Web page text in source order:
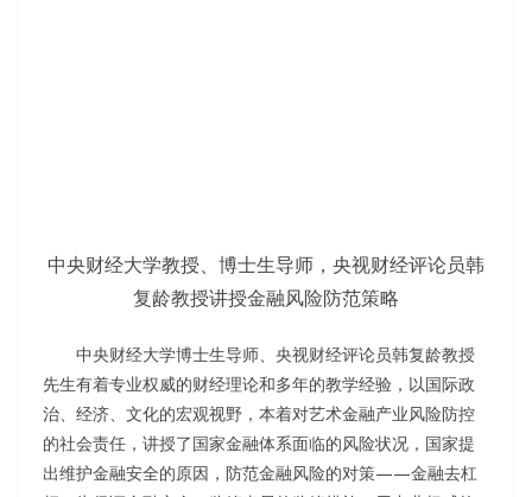
中央财经大学教授、博士生导师，央视财经评论员韩
复龄教授讲授金融风险防范策略
中央财经大学博士生导师、央视财经评论员韩复龄教授
先生有着专业权威的财经理论和多年的教学经验，以国际政
治、经济、文化的宏观视野，本着对艺术金融产业风险防控
的社会责任，讲授了国家金融体系面临的风险状况，国家提
出维护金融安全的原因，防范金融风险的对策——金融去杠